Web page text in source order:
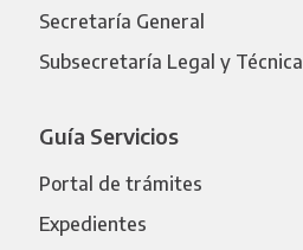
Secretaría General
Subsecretaría Legal y Técnica
Guía Servicios
Portal de trámites
Expedientes